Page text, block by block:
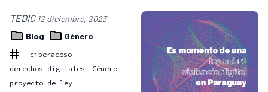
TEDIC 12 diciembre, 2023
Blog
Género
ciberacoso
derechos digitales
Género
proyecto de ley